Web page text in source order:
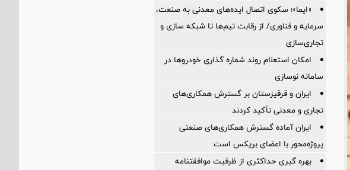
«ایما»؛ سکوی اتصال ایده‌های معدنی به صنعت،
سرمایه و فناوری/ از رقابت تیم‌ها تا شبکه سازی و
تجاری‌سازی
امکان استعلام روند شماره گذاری خودروها در
سامانه نوسازی
ایران و قرقیزستان بر گسترش همکاری‌های
تجاری و معدنی تأکید کردند
ایران آماده گسترش همکاری‌های صنعتی
پروژه‌محور با اعضای بریکس است
بهره گیری حداکثری از ظرفیت موافقتنامه